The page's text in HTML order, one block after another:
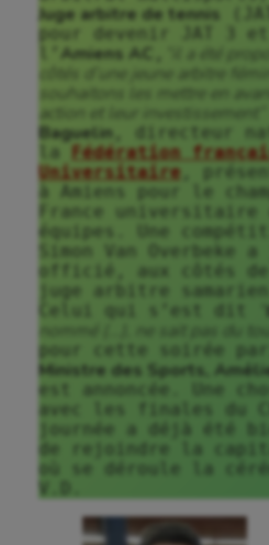
Juge arbitre de tennis
pour devenir JAT 3
Amiens AC
“il a été
côtés d’une jeune arbitre
souhaitons les mettre en
action et leur investissement”
Baguelin , directeur
la Fédération
Universitaire ,
à Amiens pour le
France universitaire
équipes. Une
Simon Van Overbeke a
officié, aux côtés de
juge arbitre samarien
Celui qui s’est dit
pour cette soirée
Ministre des Sports,
est annoncée. Une
avec les finales du
journée a déjà été
de rejoindre la
où se déroule la